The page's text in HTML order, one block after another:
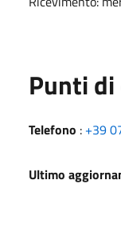
Punti
Telefono : +39
Ultimo